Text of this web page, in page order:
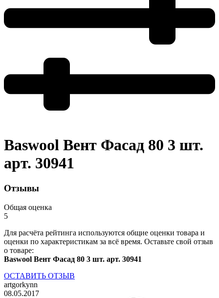
Baswool Вент Фасад 80 3 шт.
арт. 30941
Отзывы
Общая оценка
5
Для расчёта рейтинга используются общие оценки товара и
оценки по характеристикам за всё время. Оставьте свой отзыв
о товаре:
Baswool Вент Фасад 80 3 шт. арт. 30941
ОСТАВИТЬ ОТЗЫВ
artgorkynn
08.05.2017